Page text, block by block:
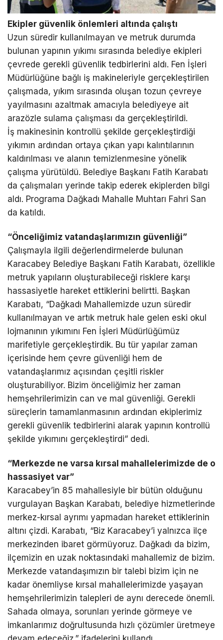
Ekipler güvenlik önlemleri altında çalıştı
Uzun süredir kullanılmayan ve metruk durumda
bulunan yapının yıkımı sırasında belediye ekipleri
çevrede gerekli güvenlik tedbirlerini aldı. Fen İşleri
Müdürlüğüne bağlı iş makineleriyle gerçekleştirilen
çalışmada, yıkım sırasında oluşan tozun çevreye
yayılmasını azaltmak amacıyla belediyeye ait
arazözle sulama çalışması da gerçekleştirildi.
İş makinesinin kontrollü şekilde gerçekleştirdiği
yıkımın ardından ortaya çıkan yapı kalıntılarının
kaldırılması ve alanın temizlenmesine yönelik
çalışma yürütüldü. Belediye Başkanı Fatih Karabatı
da çalışmaları yerinde takip ederek ekiplerden bilgi
aldı. Programa Dağkadı Mahalle Muhtarı Fahri San
da katıldı.
“Önceliğimiz vatandaşlarımızın güvenliği”
Çalışmayla ilgili değerlendirmelerde bulunan
Karacabey Belediye Başkanı Fatih Karabatı, özellikle
metruk yapıların oluşturabileceği risklere karşı
hassasiyetle hareket ettiklerini belirtti. Başkan
Karabatı, “Dağkadı Mahallemizde uzun süredir
kullanılmayan ve artık metruk hale gelen eski okul
lojmanının yıkımını Fen İşleri Müdürlüğümüz
marifetiyle gerçekleştirdik. Bu tür yapılar zaman
içerisinde hem çevre güvenliği hem de
vatandaşlarımız açısından çeşitli riskler
oluşturabiliyor. Bizim önceliğimiz her zaman
hemşehrilerimizin can ve mal güvenliği. Gerekli
süreçlerin tamamlanmasının ardından ekiplerimiz
gerekli güvenlik tedbirlerini alarak yapının kontrollü
şekilde yıkımını gerçekleştirdi” dedi.
“Merkezde ne varsa kırsal mahallelerimizde de o
hassasiyet var”
Karacabey’in 85 mahallesiyle bir bütün olduğunu
vurgulayan Başkan Karabatı, belediye hizmetlerinde
merkez-kırsal ayrımı yapmadan hareket ettiklerinin
altını çizdi. Karabatı, “Biz Karacabey’i yalnızca ilçe
merkezinden ibaret görmüyoruz. Dağkadı da bizim,
ilçemizin en uzak noktasındaki mahallemiz de bizim.
Merkezde vatandaşımızın bir talebi bizim için ne
kadar önemliyse kırsal mahallelerimizde yaşayan
hemşehrilerimizin talepleri de aynı derecede önemli.
Sahada olmaya, sorunları yerinde görmeye ve
imkanlarımız doğrultusunda hızlı çözümler üretmeye